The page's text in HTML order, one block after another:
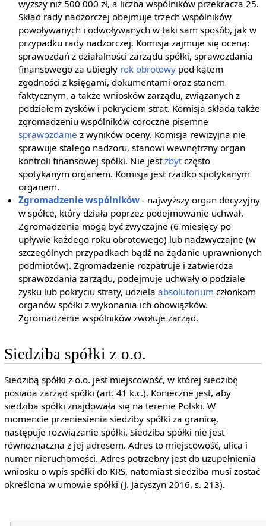
wyższy niż 500 000 zł, a liczba wspólników przekracza 25.
Skład rady nadzorczej obejmuje trzech wspólników
powoływanych i odwoływanych w taki sam sposób, jak w
przypadku rady nadzorczej. Komisja zajmuje się oceną:
sprawozdań z działalności zarządu spółki, sprawozdania
finansowego za ubiegły rok obrotowy pod kątem
zgodności z księgami, dokumentami oraz stanem
faktycznym, a także wniosków zarządu, związanych z
podziałem zysków i pokryciem strat. Komisja składa także
zgromadzeniu wspólników coroczne pisemne
sprawozdanie z wyników oceny. Komisja rewizyjna nie
sprawuje stałego nadzoru, stanowi wewnętrzny organ
kontroli finansowej spółki. Nie jestzbytczęsto
spotykanym organem. Komisja jest rzadko spotykanym
organem.
Zgromadzenie wspólników - najwyższy organ decyzyjny
w spółce, który działa poprzez podejmowanie uchwał.
Zgromadzenia mogą być zwyczajne (6 miesięcy po
upływie każdego roku obrotowego) lub nadzwyczajne (w
szczególnych przypadkach bądź na żądanie uprawnionych
podmiotów). Zgromadzenie rozpatruje i zatwierdza
sprawozdania zarządu, podejmuje uchwały o podziale
zysku lub pokryciu straty, udzielaabsolutorium członkom
organów spółki z wykonania ich obowiązków.
Zgromadzenie wspólników zwołuje zarząd.
Siedziba spółki z o.o.
Siedzibą spółki z o.o. jest miejscowość, w której siedzibę
posiada zarząd spółki (art. 41 k.c.). Konieczne jest, aby
siedziba spółki znajdowała się na terenie Polski. W
momencie przeniesienia siedziby spółki za granicę,
następuje rozwiązanie spółki. Siedziba spółki nie jest
równoznaczna z jej adresem. Adres to miejscowość, ulica i
numer nieruchomości. Adres potrzebny jest do uzupełnienia
wniosku o wpis spółki do KRS, natomiast siedziba musi zostać
określona w umowie spółki (J. Jacyszyn 2016, s. 213).